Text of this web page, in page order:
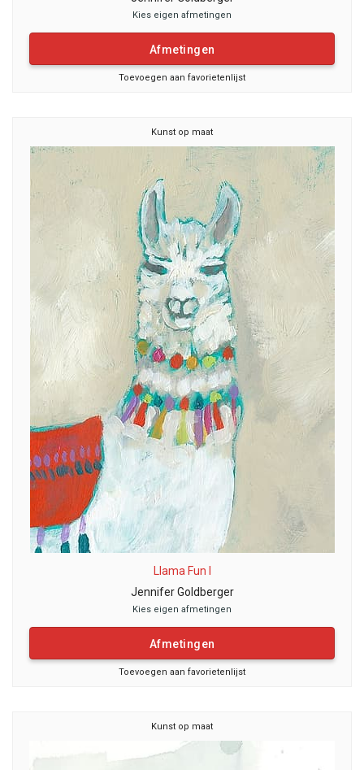
Kies eigen afmetingen
Afmetingen
Toevoegen aan favorietenlijst
Kunst op maat
Llama Fun I
Jennifer Goldberger
Kies eigen afmetingen
Afmetingen
Toevoegen aan favorietenlijst
Kunst op maat